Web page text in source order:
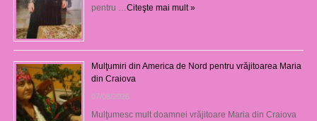
pentru …Citeşte mai mult »
Mulţumiri din America de Nord pentru vrăjitoarea Maria
din Craiova
07/08/2026
Mulţumesc mult doamnei vrăjitoare Maria din Craiova